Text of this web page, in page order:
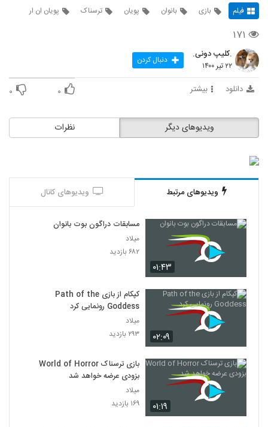
فیلم بازی بانوان پویان ترسناک پویان ان ار
۱۷۱
.کلیپ دونی.
۲۲ تیر ۱۴۰۰ دنبال کردن
دانلود بیشتر ۰ ۰
نظرات ویدیوهای دیگر
ویدیوهای مرتبط ویدیوهای کانال
۰۱:۴۳
مسابقات دراگون بوت بانوان
میلاد
۶۸۲ بازدید
۰۲:۰۹
کپکام از بازی Path of the
Goddess رونمایی کرد
میلاد
۲۹۳ بازدید
۰۱:۱۹
بازی ترسناک World of Horror
بزودی عرضه خواهد شد
میلاد
۱۶۹ بازدید